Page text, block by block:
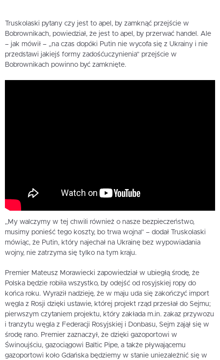
Truskolaski pytany czy jest to apel, by zamknąć przejście w
Bobrownikach, powiedział, że jest to apel, by przerwać handel. Ale
– jak mówił – „na czas dopóki Putin nie wycofa się z Ukrainy i nie
przedstawi jakiejś formy zadośćuczynienia” przejście w
Bobrownikach powinno być zamknięte.
„My walczymy w tej chwili również o nasze bezpieczeństwo,
musimy ponieść tego koszty, bo trwa wojna” – dodał Truskolaski
mówiąc, że Putin, który najechał na Ukrainę bez wypowiadania
wojny, nie zatrzyma się tylko na tym kraju.
Premier Mateusz Morawiecki zapowiedział w ubiegłą środę, że
Polska będzie robiła wszystko, by odejść od rosyjskiej ropy do
końca roku. Wyraził nadzieję, że w maju uda się zakończyć import
węgla z Rosji dzięki ustawie, której projekt rząd przesłał do Sejmu;
pierwszym czytaniem projektu, który zakłada m.in. zakaz przywozu
i tranzytu węgla z Federacji Rosyjskiej i Donbasu, Sejm zajął się w
środę rano. Premier zaznaczył, że dzięki gazoportowi w
Świnoujściu, gazociągowi Baltic Pipe, a także pływającemu
gazoportowi koło Gdańska będziemy w stanie uniezależnić się w